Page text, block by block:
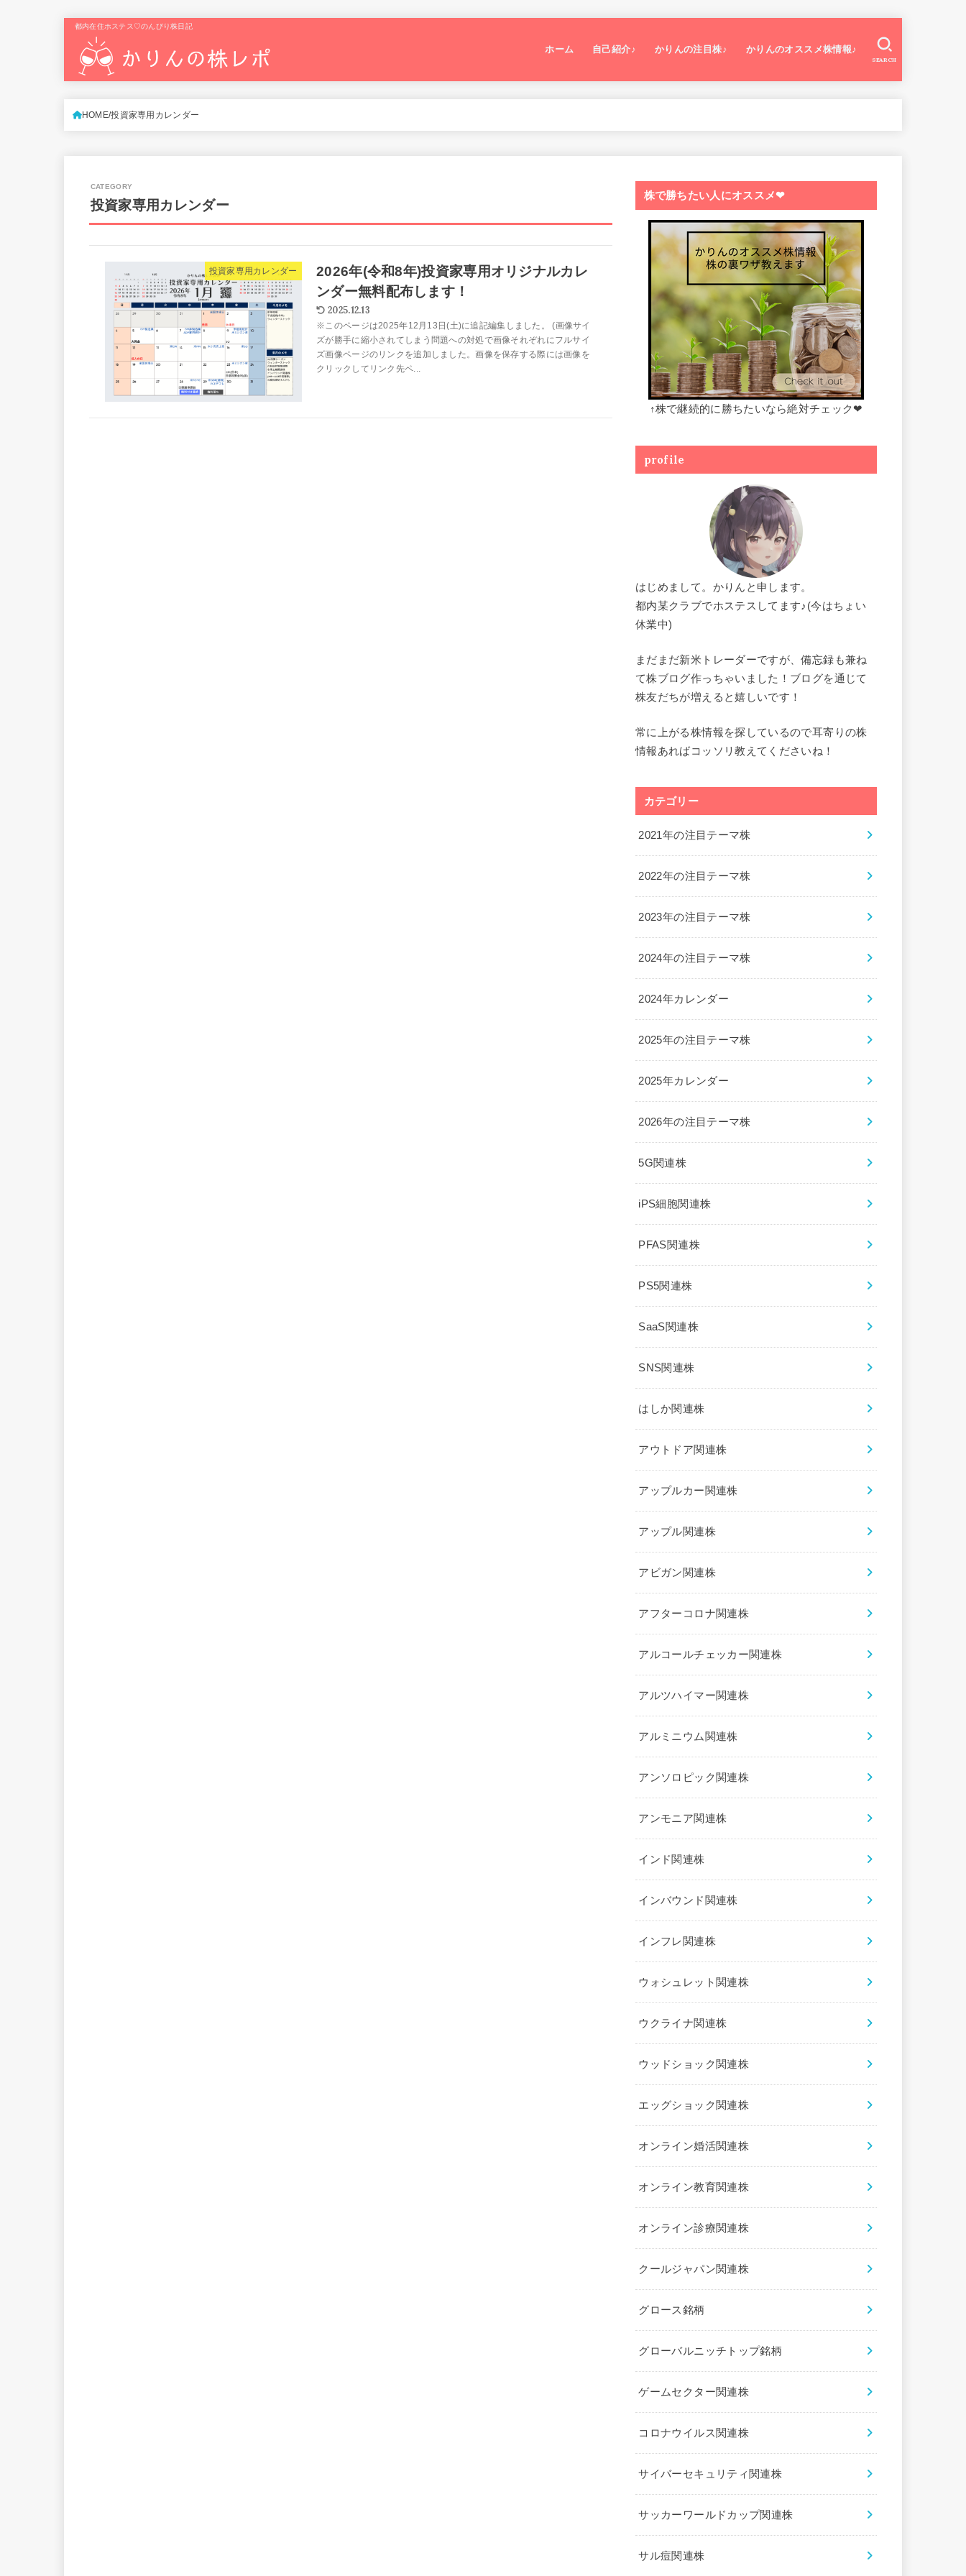
都内在住ホステス♡のんびり株日記
ホーム 自己紹介♪ かりんの注目株♪ かりんのオススメ株情報♪
SEARCH
HOME 投資家専用カレンダー
投資家専用カレンダー
投資家専用カレンダー
2026年(令和8年)投資家専用オリジナルカレ
ンダー無料配布します！
2025.12.13
※このページは2025年12月13日(土)に追記編集しました。 (画像サイ
ズが勝手に縮小されてしまう問題への対処で画像それぞれにフルサイ
ズ画像ページのリンクを追加しました。画像を保存する際には画像を
クリックしてリンク先ペ...
株で勝ちたい人にオススメ❤
↑株で継続的に勝ちたいなら絶対チェック❤
profile
はじめまして。かりんと申します。
都内某クラブでホステスしてます♪(今はちょい
休業中)
まだまだ新米トレーダーですが、備忘録も兼ね
て株ブログ作っちゃいました！ブログを通じて
株友だちが増えると嬉しいです！
常に上がる株情報を探しているので耳寄りの株
情報あればコッソリ教えてくださいね！
カテゴリー
2021年の注目テーマ株
2022年の注目テーマ株
2023年の注目テーマ株
2024年の注目テーマ株
2024年カレンダー
2025年の注目テーマ株
2025年カレンダー
2026年の注目テーマ株
5G関連株
iPS細胞関連株
PFAS関連株
PS5関連株
SaaS関連株
SNS関連株
はしか関連株
アウトドア関連株
アップルカー関連株
アップル関連株
アビガン関連株
アフターコロナ関連株
アルコールチェッカー関連株
アルツハイマー関連株
アルミニウム関連株
アンソロピック関連株
アンモニア関連株
インド関連株
インバウンド関連株
インフレ関連株
ウォシュレット関連株
ウクライナ関連株
ウッドショック関連株
エッグショック関連株
オンライン婚活関連株
オンライン教育関連株
オンライン診療関連株
クールジャパン関連株
グロース銘柄
グローバルニッチトップ銘柄
ゲームセクター関連株
コロナウイルス関連株
サイバーセキュリティ関連株
サッカーワールドカップ関連株
サル痘関連株